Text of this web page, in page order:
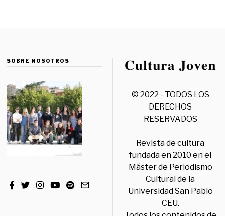
SOBRE NOSOTROS
© 2022 - TODOS LOS
DERECHOS
RESERVADOS
Revista de cultura
fundada en 2010 en el
Máster de Periodismo
Cultural de la
Universidad San Pablo
CEU.